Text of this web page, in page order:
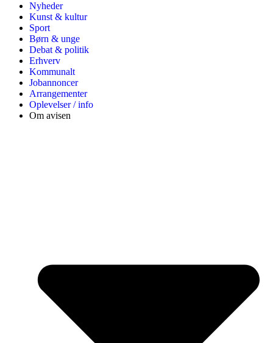
Nyheder
Kunst & kultur
Sport
Børn & unge
Debat & politik
Erhverv
Kommunalt
Jobannoncer
Arrangementer
Oplevelser / info
Om avisen